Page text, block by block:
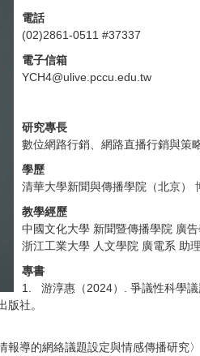
電話
(02)2861-0511 #37337
電子信箱
YCH4@ulive.pccu.edu.tw
研究專長
數位網路行銷、網路直播行銷與策
學歷
清華大學新聞與傳播學院（北京）
教學經歷
中國文化大學 新聞暨傳播學院 廣
浙江工業大學 人文學院 廣電系 助
專書
1. 游淳惠（2024）. 爭議性科學議
社。
導的網絡議題設定與情感傳播研究〉